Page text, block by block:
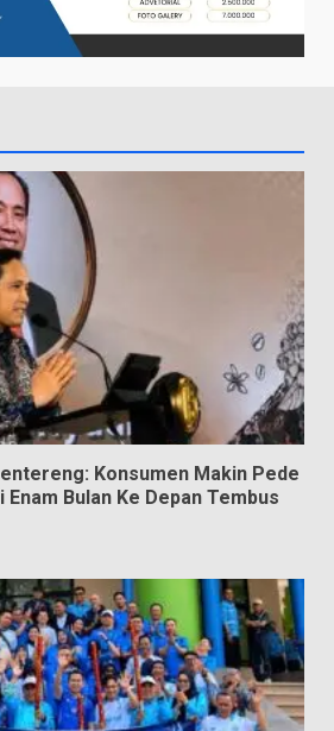
Konsumen Makin Pede
Bulan Ke Depan Tembus